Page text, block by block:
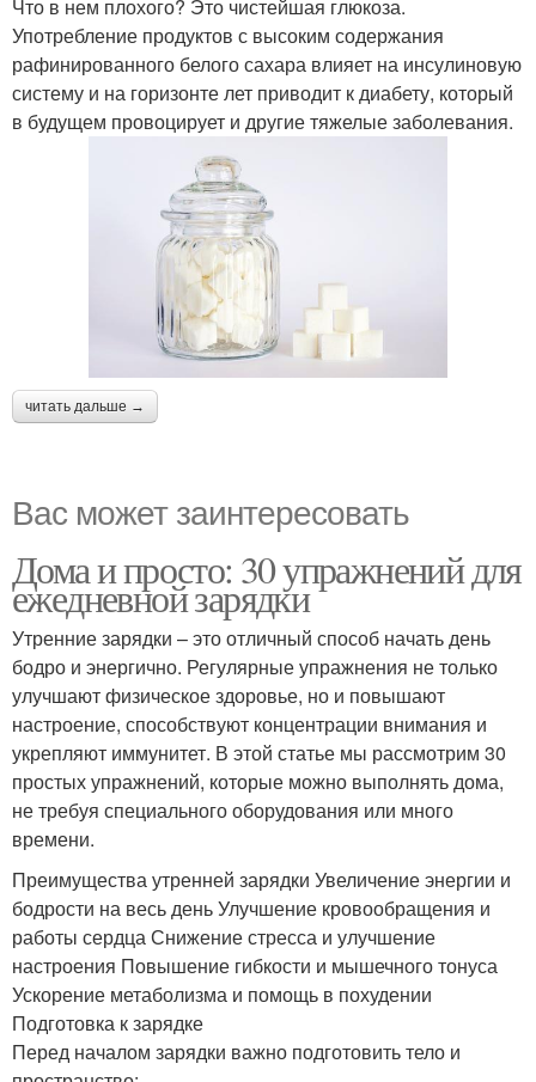
Что в нем плохого? Это чистейшая глюкоза.
Употребление продуктов с высоким содержания
рафинированного белого сахара влияет на инсулиновую
систему и на горизонте лет приводит к диабету, который
в будущем провоцирует и другие тяжелые заболевания.
читать дальше →
Вас может заинтересовать
Дома и просто: 30 упражнений для
ежедневной зарядки
Утренние зарядки – это отличный способ начать день
бодро и энергично. Регулярные упражнения не только
улучшают физическое здоровье, но и повышают
настроение, способствуют концентрации внимания и
укрепляют иммунитет. В этой статье мы рассмотрим 30
простых упражнений, которые можно выполнять дома,
не требуя специального оборудования или много
времени.
Преимущества утренней зарядки Увеличение энергии и
бодрости на весь день Улучшение кровообращения и
работы сердца Снижение стресса и улучшение
настроения Повышение гибкости и мышечного тонуса
Ускорение метаболизма и помощь в похудении
Подготовка к зарядке
Перед началом зарядки важно подготовить тело и